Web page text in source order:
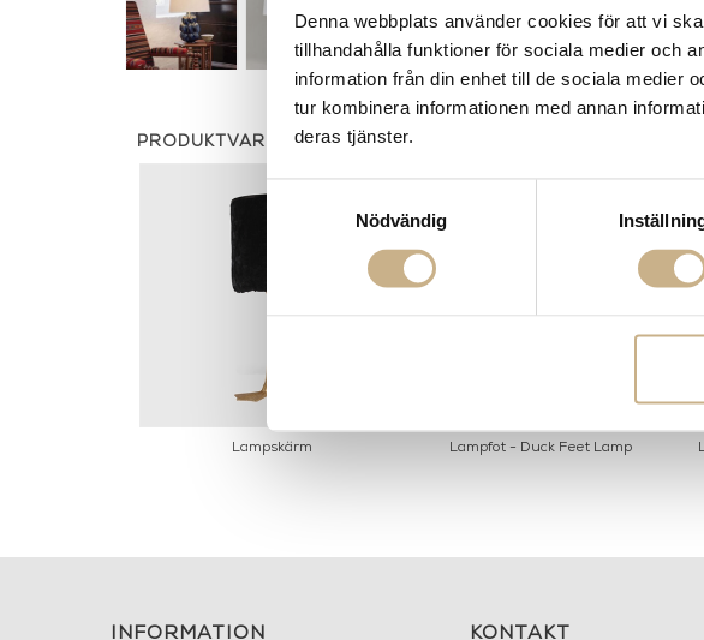
Denna webbplats använder cookies för att vi
tillhandahålla funktioner för sociala medier och
information från din enhet till de sociala medier
tur kombinera informationen med annan
deras tjänster.
Samtyckesval
Nödvändig
PRODUKTVARIANTER
Lampskärm Lampfot - Duck Feet Lamp
INFORMATION KONTAKT